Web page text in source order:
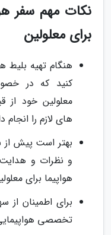
نکات مهم سفر
برای معلولین
هنگام تهیه بلیط
کنید که در
معلولین خود از
های لازم را انجام
بهتر است پیش از
و نظرات و
هواپیما برای
برای اطمینان
تخصصی هواپیمایی